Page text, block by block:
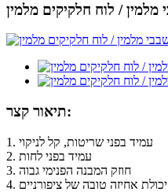
תיאור קצר:
1. עמיד בפני שריטות, קל לניקוי
2. עמיד בפני לחות
3. חוזק המבנה הפנימי גבוה
4. יכולת אחיזה טובה של ציפורניים